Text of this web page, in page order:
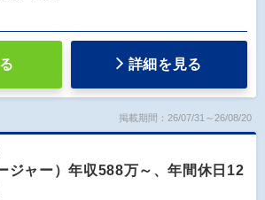
詳細を見る
掲載期間：26/07/31～26/08/20
ジャー）年収588万～、年間休日12